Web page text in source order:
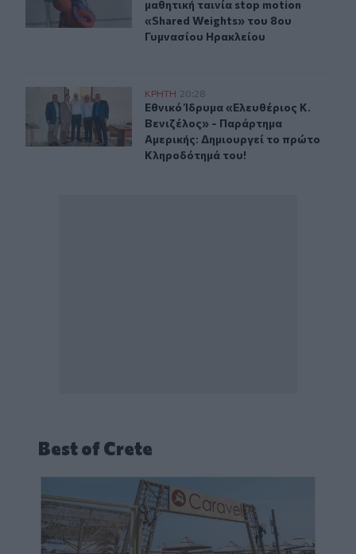
μαθητική ταινία stop motion
«Shared Weights» του 8ου
Γυμνασίου Ηρακλείου
Εθνικό Ίδρυμα «Ελευθέριος Κ. Βενιζέλος» -
ΚΡΗΤΗ 20:28
Εθνικό Ίδρυμα «Ελευθέριος Κ.
Εθνικό Ίδρυμα «Ελευθέριος Κ.
Βενιζέλος» - Παράρτημα
Αμερικής: Δημιουργεί το πρώτο
Κληροδότημά του!
Best of Crete